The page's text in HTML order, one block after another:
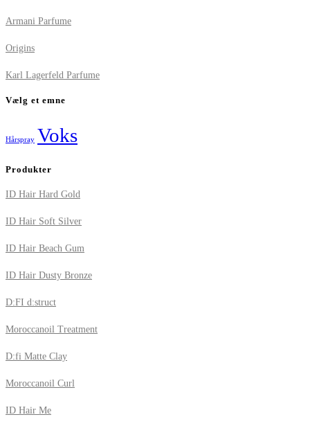
Armani Parfume
Origins
Karl Lagerfeld Parfume
Vælg et emne
Hårspray Voks
Produkter
ID Hair Hard Gold
ID Hair Soft Silver
ID Hair Beach Gum
ID Hair Dusty Bronze
D:FI d:struct
Moroccanoil Treatment
D:fi Matte Clay
Moroccanoil Curl
ID Hair Me